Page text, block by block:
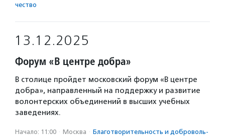
чест­во
13.12.2025
Форум «В центре добра»
В столице пройдет московский форум «В центре
добра», направленный на поддержку и развитие
волонтерских объединений в высших учебных
заведениях.
Начало: 11:00 · Москва · Благотвори­тель­ность и доброволь­